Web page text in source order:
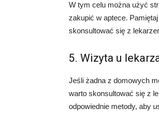
W tym celu można użyć
zakupić w aptece.
skonsultować się z
5. Wizyta u
Jeśli żadna z domowych
warto skonsultować się z
odpowiednie metody, aby